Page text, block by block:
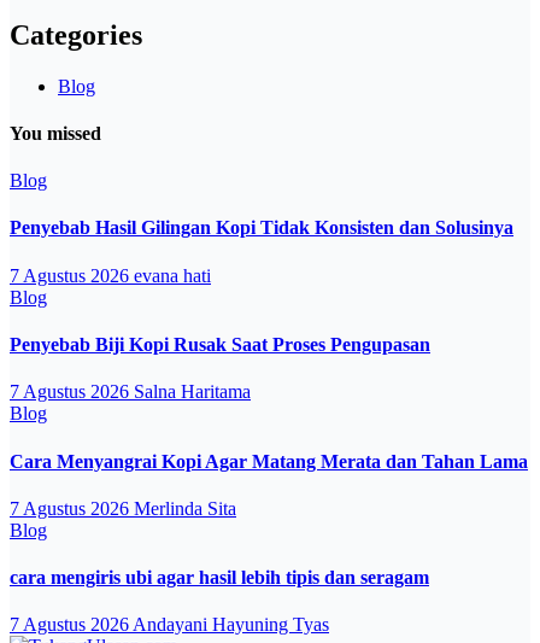
Categories
Blog
You missed
Blog
Penyebab Hasil Gilingan Kopi Tidak Konsisten dan Solusinya
7 Agustus 2026 evana hati
Blog
Penyebab Biji Kopi Rusak Saat Proses Pengupasan
7 Agustus 2026 Salna Haritama
Blog
Cara Menyangrai Kopi Agar Matang Merata dan Tahan Lama
7 Agustus 2026 Merlinda Sita
Blog
cara mengiris ubi agar hasil lebih tipis dan seragam
7 Agustus 2026 Andayani Hayuning Tyas